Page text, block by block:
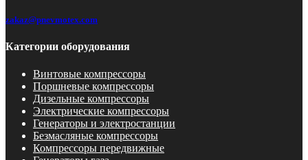
zakaz@pnevmotex.com
Категории оборудования
Винтовые компрессоры
Поршневые компрессоры
Дизельные компрессоры
Электрические компрессоры
Генераторы и электростанции
Безмасляные компрессоры
Компрессоры передвижные